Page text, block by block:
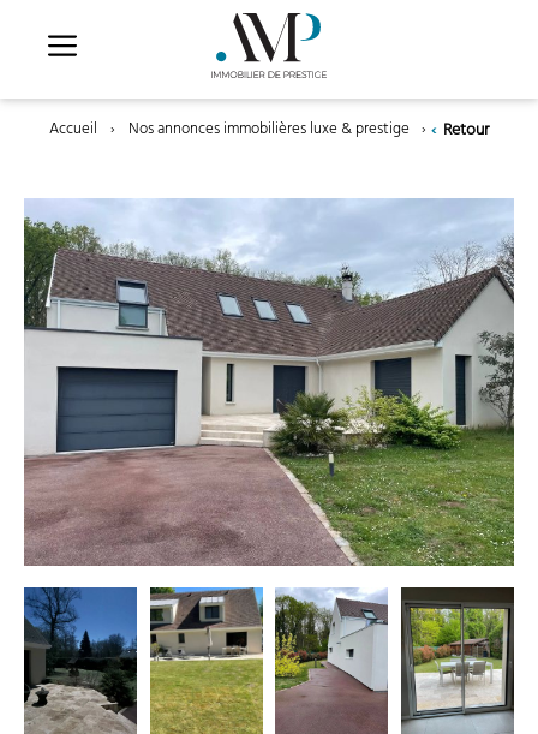
contenu
Accueil › Nos annonces immobilières luxe & prestige › Noisy-sur-
‹ Retour